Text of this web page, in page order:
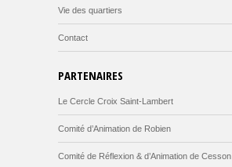
Vie des quartiers
Contact
PARTENAIRES
Le Cercle Croix Saint-Lambert
Comité d’Animation de Robien
Comité de Réflexion & d’Animation de Cesson